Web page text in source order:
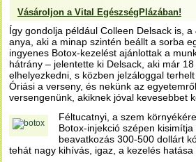
Vásároljon a Vital EgészségPlázában!
Így gondolja például Colleen Delsack is,
anya, aki a minap szintén beállt a sorba
ingyenes Botox-kezelést ajánlottak a
hátrány – jelentette ki Delsack, aki már
elhelyezkedni, s közben jelzáloggal
Óriási a verseny, és nekünk az
versengenünk, akiknek jóval kevesebbet
Féltucatnyi, a szem
Botox-injekció szépen
beavatkozás 300-500 dollárt
tehát nagy kihívás, igaz, a kezelés